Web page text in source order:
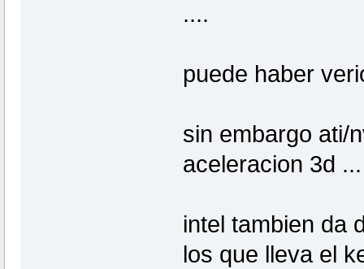
....
puede haber
sin embargo ati/
aceleracion 3d
intel tambien da
los que lleva el